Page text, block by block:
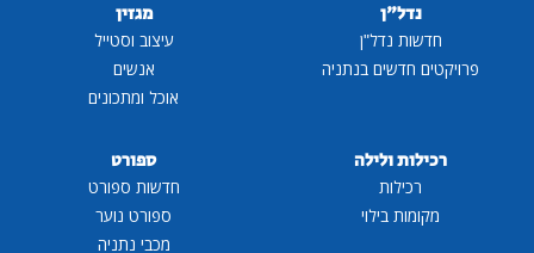
נדל"ן
חדשות נדל"ן
פרויקטים חדשים בנתניה
מגזין
עיצוב וסטייל
אנשים
אוכל ומתכונים
רכילות ולילה
רכילות
מקומות בילוי
ספורט
חדשות ספורט
ספורט נוער
מכבי נתניה